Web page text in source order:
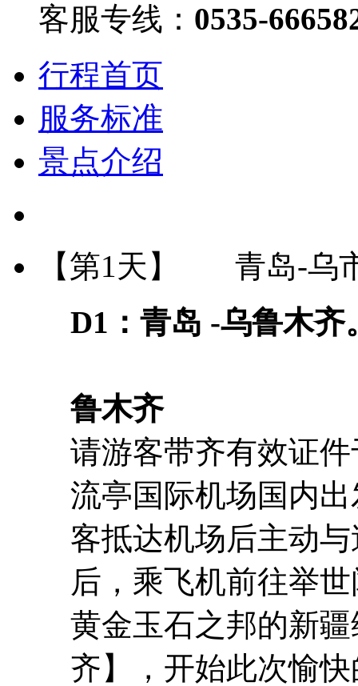
客服专线： 0535-
行程首页
服务标准
景点介绍
【第1天】
青岛-乌
D1：青岛 -乌鲁木齐
鲁木齐
请游客带齐有效证
流亭国际机场国内
客抵达机场后主动
后，乘飞机前往举
黄金玉石之邦的新
齐】，开始此次愉